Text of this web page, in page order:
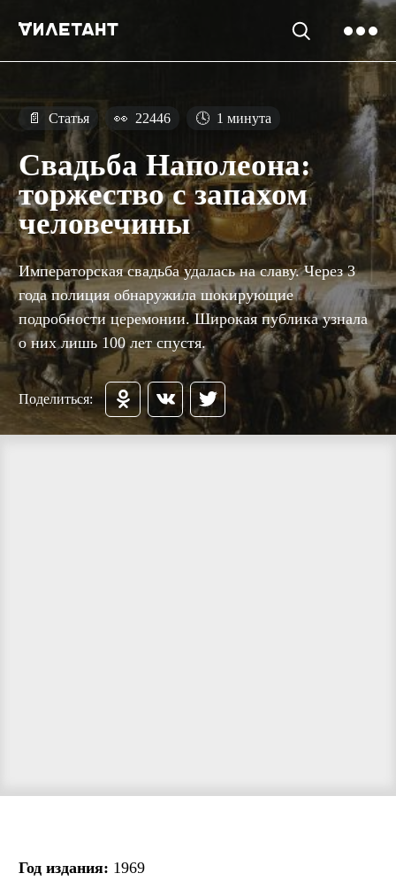
📄 Статья 👀 22446 🕓 1 минута
Свадьба Наполеона:
торжество с запахом
человечины
Императорская свадьба удалась на славу. Через 3
года полиция обнаружила шокирующие
подробности церемонии. Широкая публика узнала
о них лишь 100 лет спустя.
Поделиться:
Год издания: 1969